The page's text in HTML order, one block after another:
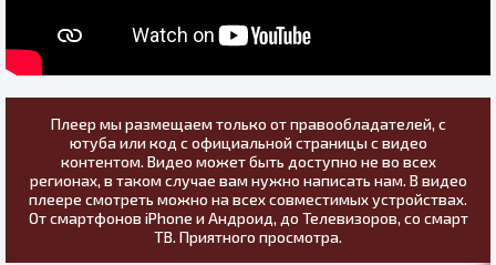
Плеер мы размещаем только от правообладателей, с
ютуба или код с официальной страницы с видео
контентом. Видео может быть доступно не во всех
регионах, в таком случае вам нужно написать нам. В видео
плеере смотреть можно на всех совместимых устройствах.
От смартфонов iPhone и Андроид, до Телевизоров, со смарт
ТВ. Приятного просмотра.